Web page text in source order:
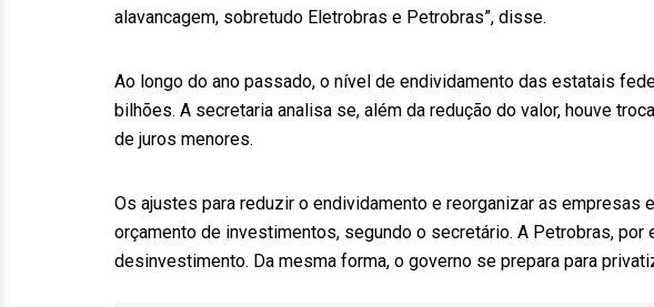
alavancagem, sobretudo Eletrobras e Petrobras”, disse.
Ao longo do ano passado, o nível de endividamento das estatais
bilhões. A secretaria analisa se, além da redução do valor, houve
de juros menores.
Os ajustes para reduzir o endividamento e reorganizar as empresas
orçamento de investimentos, segundo o secretário. A Petrobras, por
desinvestimento. Da mesma forma, o governo se prepara para